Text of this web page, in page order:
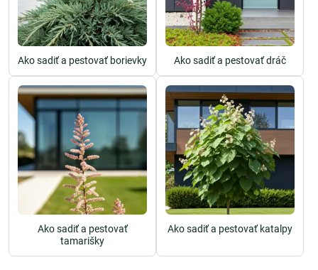
Ako sadiť a pestovať borievky Ako sadiť a pestovať dráč
Ako sadiť a pestovať
tamarišky
Ako sadiť a pestovať katalpy